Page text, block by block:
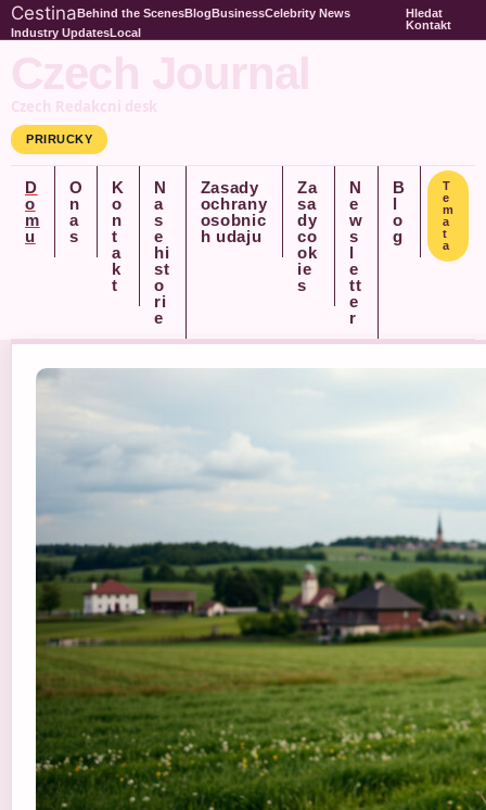
CestinaBehind the ScenesBlogBusinessCelebrity News
Industry UpdatesLocal
Hledat
Kontakt
Czech Journal
Czech Redakcni desk
PRIRUCKY
D
o
m
u
O
n
a
s
K
o
n
t
a
k
t
N
a
s
e
hi
st
o
ri
e
Zasady
ochrany
osobnic
h udaju
Za
sa
dy
co
ok
ie
s
N
e
w
s
l
e
tt
e
r
B
l
o
g
T
e
m
a
t
a